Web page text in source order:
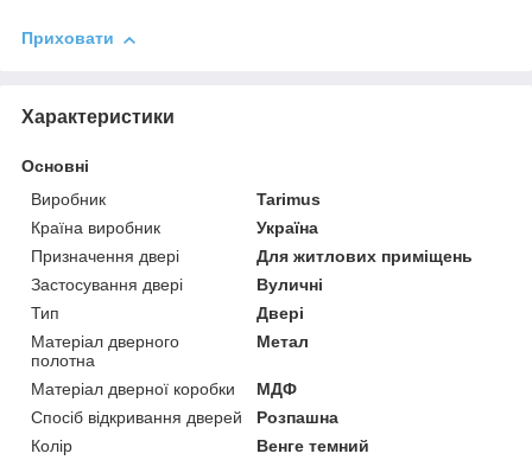
Приховати
Характеристики
Основні
Виробник
Tarimus
Країна виробник
Україна
Призначення двері
Для житлових приміщень
Застосування двері
Вуличні
Тип
Двері
Матеріал дверного
полотна
Метал
Матеріал дверної коробки
МДФ
Спосіб відкривання дверей
Розпашна
Колір
Венге темний